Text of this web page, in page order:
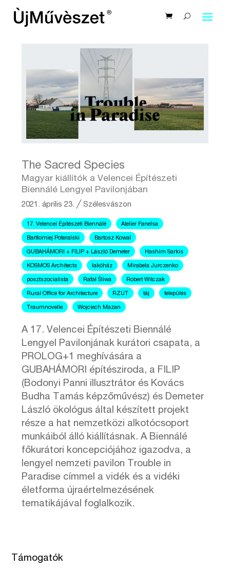
The Sacred Species
Magyar kiállítók a Velencei Építészeti
Biennálé Lengyel Pavilonjában
2021. április 23. ╱Szélesvászon
17. Velencei Építészeti Biennálé Atelier Fanelsa
Bartłomiej Poteralski Bartosz Kowal
GUBAHÁMORI + FILIP + László Demeter Hashim Sarkis
KOSMOS Architects lakóház Mirabela Jurczenko
posztszocialista Rafał Śliwa Robert Witczak
Rural Office for Architecture RZUT táj település
Traumnovelle Wojciech Mazan
A 17. Velencei Építészeti Biennálé
Lengyel Pavilonjának kurátori csapata, a
PROLOG+1 meghívására a
GUBAHÁMORI építésziroda, a FILIP
(Bodonyi Panni illusztrátor és Kovács
Budha Tamás képzőművész) és Demeter
László ökológus által készített projekt
része a hat nemzetközi alkotócsoport
munkáiból álló kiállításnak. A Biennálé
főkurátori koncepciójához igazodva, a
lengyel nemzeti pavilon Trouble in
Paradise címmel a vidék és a vidéki
életforma újraértelmezésének
tematikájával foglalkozik.
Támogatók